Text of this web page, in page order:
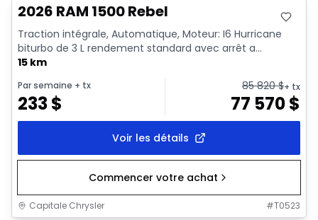
2026 RAM 1500 Rebel
Traction intégrale, Automatique, Moteur: I6 Hurricane
biturbo de 3 L rendement standard avec arrêt a...
15 km
Par semaine + tx
233$
85 820$+ tx
77 570$
Voir les détails
Commencer votre achat
Capitale Chrysler #T0523